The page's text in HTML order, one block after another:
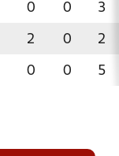
0 0 3
2 0 2
0 0 5